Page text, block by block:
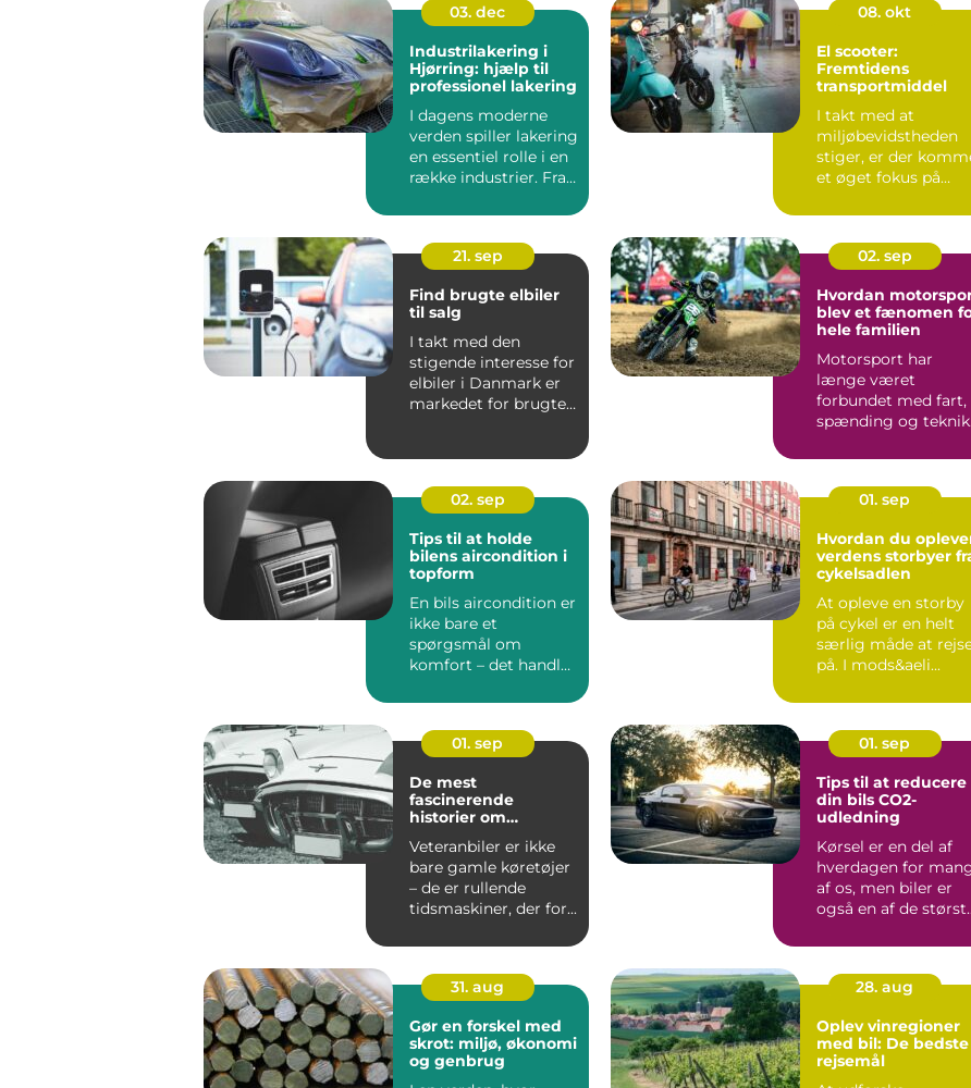
03. dec
Industrilakering i
Hjørring: hjælp til
professionel lakering
I dagens moderne
verden spiller lakering
en essentiel rolle i en
række industrier. Fra
08. okt
El scooter:
Fremtidens
transportmiddel
I takt med at
miljøbevidstheden
stiger, er der
et øget fokus på
21. sep
Find brugte elbiler
til salg
I takt med den
stigende interesse for
elbiler i Danmark er
markedet for brugte
02. sep
Hvordan
blev et fænomen
hele familien
Motorsport har
længe været
forbundet med fart,
spænding og teknik.
02. sep
Tips til at holde
bilens aircondition i
topform
En bils aircondition er
ikke bare et
spørgsmål om
komfort – det handler
01. sep
Hvordan du
verdens storbyer
cykelsadlen
At opleve en storby
på cykel er en helt
særlig måde at
på. I mods&aeli...
01. sep
De mest
fascinerende
historier om
Veteranbiler er ikke
bare gamle køretøjer
– de er rullende
tidsmaskiner, der for...
01. sep
Tips til at reducere
din bils CO2-
udledning
Kørsel er en del af
hverdagen for
af os, men biler er
også en af de
31. aug
Gør en forskel med
skrot: miljø, økonomi
og genbrug
28. aug
Oplev vinregioner
med bil: De bedste
rejsemål